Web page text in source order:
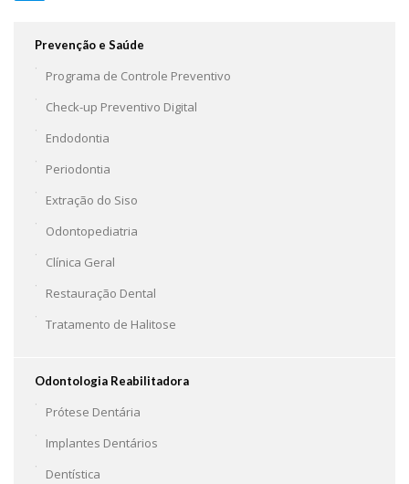
Prevenção e Saúde
Programa de Controle Preventivo
Check-up Preventivo Digital
Endodontia
Periodontia
Extração do Siso
Odontopediatria
Clínica Geral
Restauração Dental
Tratamento de Halitose
Odontologia Reabilitadora
Prótese Dentária
Implantes Dentários
Dentística